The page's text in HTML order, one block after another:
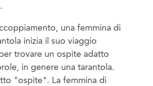
una femmina di
inizia il suo viaggio
trovare un ospite adatto
in genere una tarantola.
"ospite". La femmina di